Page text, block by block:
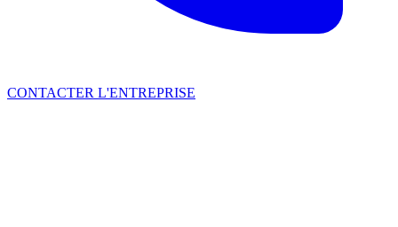
CONTACTER L'ENTREPRISE